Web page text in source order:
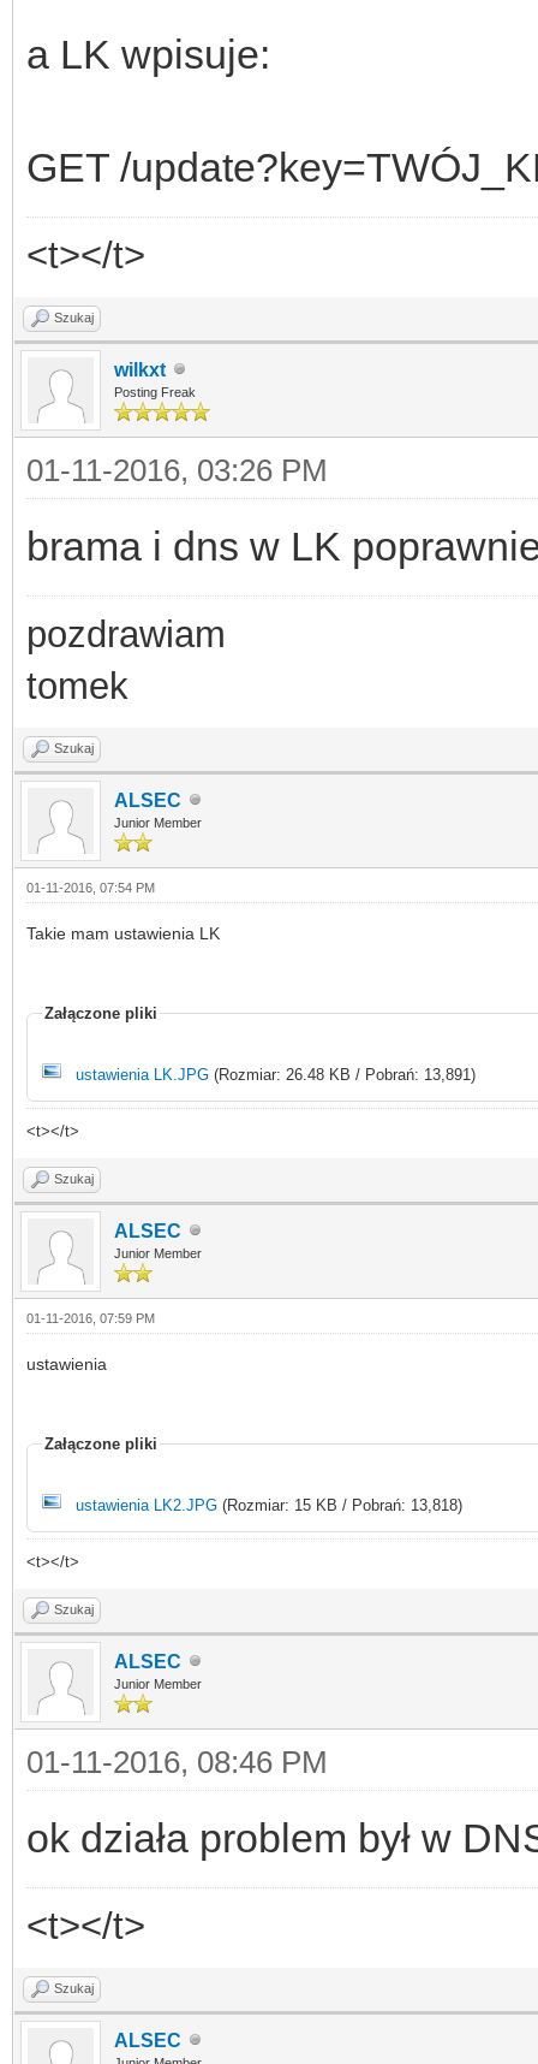
a LK wpisuje:
GET /
<t></t>
Szukaj
wilkxt
Posting Freak
01-11-2016, 03:26 PM
brama i dns w LK
pozdrawiam
tomek
Szukaj
ALSEC
Junior Member
01-11-2016, 07:54 PM
Takie mam ustawienia LK
Załączone pliki
ustawienia LK.JPG (Rozmiar: 26.48 KB / Pobrań: 13,891)
<t></t>
Szukaj
ALSEC
Junior Member
01-11-2016, 07:59 PM
ustawienia
Załączone pliki
ustawienia LK2.JPG (Rozmiar: 15 KB / Pobrań: 13,818)
<t></t>
Szukaj
ALSEC
Junior Member
01-11-2016, 08:46 PM
ok działa problem był w
<t></t>
Szukaj
ALSEC